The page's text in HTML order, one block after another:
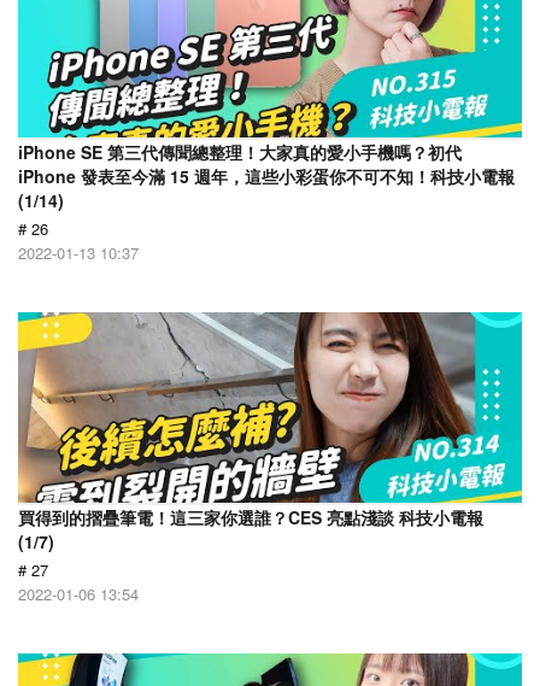
iPhone SE 第三代傳聞總整理！大家真的愛小手機嗎？初代
iPhone 發表至今滿 15 週年，這些小彩蛋你不可不知！科技小電報
(1/14)
# 26
2022-01-13 10:37
買得到的摺疊筆電！這三家你選誰？CES 亮點淺談 科技小電報
(1/7)
# 27
2022-01-06 13:54